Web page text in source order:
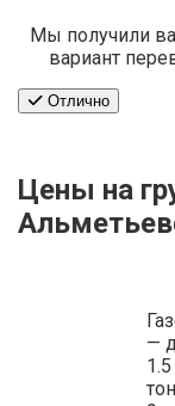
Мы получили
вариант
Отлично
Цены на
—
1.5